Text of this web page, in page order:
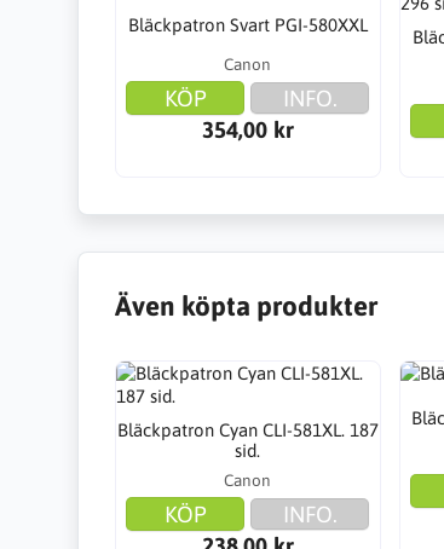
Bläckpatron Svart PGI-580XXL
Canon
KÖP
INFO.
354,00 kr
Även köpta produkter
Bläckpatron Cyan CLI-581XL. 187
sid.
Canon
KÖP
INFO.